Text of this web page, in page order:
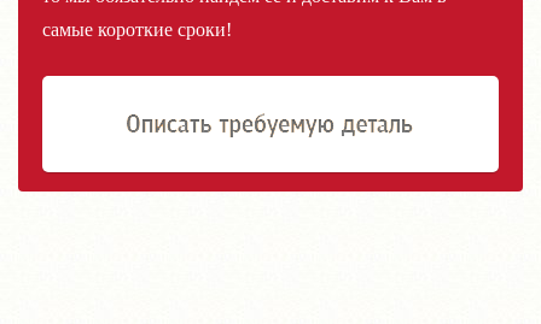
самые короткие сроки!